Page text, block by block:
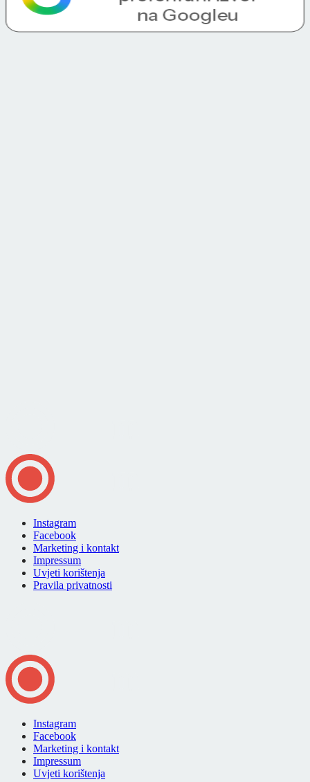
Instagram
Facebook
Marketing i kontakt
Impressum
Uvjeti korištenja
Pravila privatnosti
Instagram
Facebook
Marketing i kontakt
Impressum
Uvjeti korištenja